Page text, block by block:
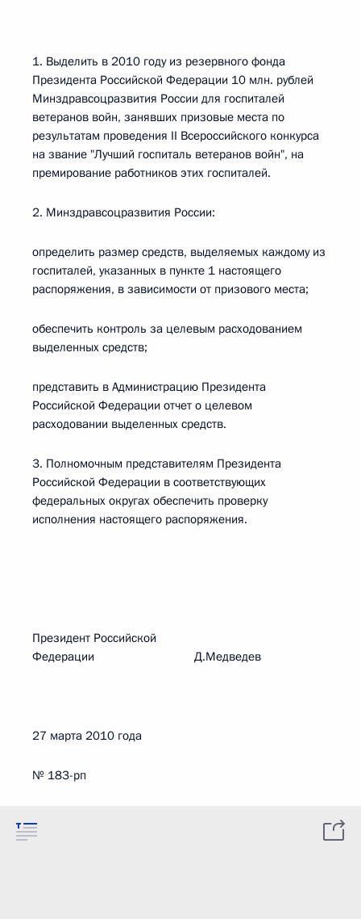
1. Выделить в 2010 году из резервного фонда
Президента Российской Федерации 10 млн. рублей
Минздравсоцразвития России для госпиталей
ветеранов войн, занявших призовые места по
результатам проведения II Всероссийского конкурса
на звание "Лучший госпиталь ветеранов войн", на
премирование работников этих госпиталей.
2. Минздравсоцразвития России:
определить размер средств, выделяемых каждому из
госпиталей, указанных в пункте 1 настоящего
распоряжения, в зависимости от призового места;
обеспечить контроль за целевым расходованием
выделенных средств;
представить в Администрацию Президента
Российской Федерации отчет о целевом
расходовании выделенных средств.
3. Полномочным представителям Президента
Российской Федерации в соответствующих
федеральных округах обеспечить проверку
исполнения настоящего распоряжения.
Президент Российской
Федерации Д.Медведев
27 марта 2010 года
№ 183-рп